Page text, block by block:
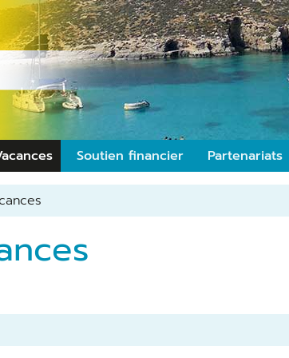
Soutien financier Partenariats